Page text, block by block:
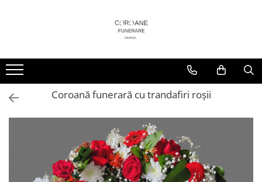
Coroană funerară cu trandafiri roșii